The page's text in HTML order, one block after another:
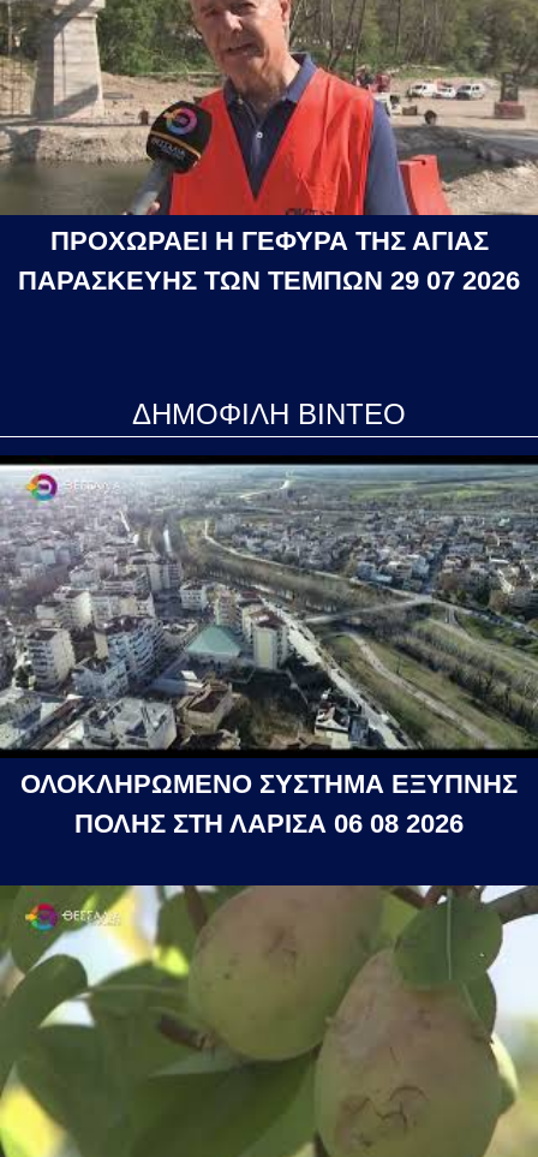
ΠΡΟΧΩΡΑΕΙ Η ΓΕΦΥΡΑ ΤΗΣ ΑΓΙΑΣ
ΠΑΡΑΣΚΕΥΗΣ ΤΩΝ ΤΕΜΠΩΝ 29 07 2026
ΔΗΜΟΦΙΛΗ ΒΙΝΤΕΟ
ΟΛΟΚΛΗΡΩΜΕΝΟ ΣΥΣΤΗΜΑ ΕΞΥΠΝΗΣ
ΠΟΛΗΣ ΣΤΗ ΛΑΡΙΣΑ 06 08 2026